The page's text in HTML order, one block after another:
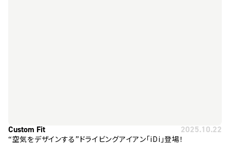
Custom Fit 2025.10.22
“空気をデザインする”ドライビングアイアン「iDi」登場！